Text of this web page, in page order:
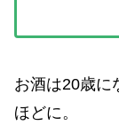
お酒は20歳に
ほどに。